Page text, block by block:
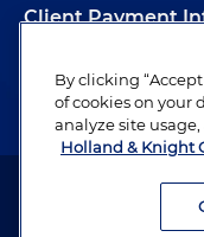
Client Payment
Alumni
Attorney Advertising.
By clicking
of cookies on your
analyze site
Holland & Knight